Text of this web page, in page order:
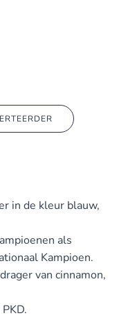
in de kleur blauw,
als
Kampioen.
van cinnamon,